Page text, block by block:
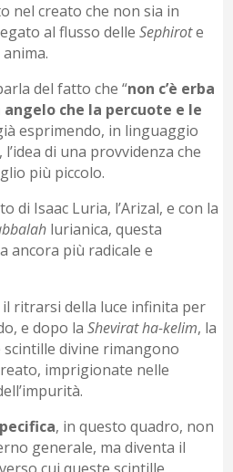
nel creato che non sia in
al flusso delleSephirote
del fatto che “non c’è erba
angelo che la percuote e le
esprimendo, in linguaggio
di una provvidenza che
più piccolo.
di Isaac Luria, l’Arizal, e con la
lurianica, questa
ancora più radicale e
il ritrarsi della luce infinita per
e dopo laShevirat ha-kelim, la
divine rimangono
imprigionate nelle
, in questo quadro, non
generale, ma diventa il